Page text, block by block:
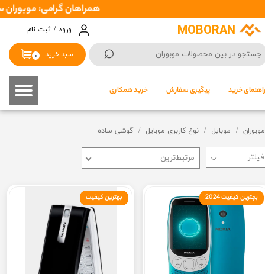
MOBORAN
⌕ ۰ سبد خرید
راهنمای خرید پیگیری سفارش خرید همکاری
ورود / ثبت نام
حساب کاربری من
تغییر گذر واژه
خروج از حساب کاربری
همراهان گرامی: موبوران سفارشات شما را در اسرع وقت ( 1 تا 2 روز کاری )
موبوران موبایل نوع کاربری موبایل گوشی ساده
مرتبط‌ترین
بهترین کیفیت 2024 بهترین کیفیت